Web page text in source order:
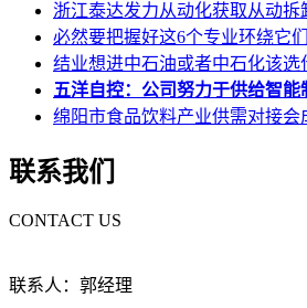
浙江泰达发力从动化获取从动拆
必然要把握好这6个专业环绕它
结业想进中石油或者中石化该选
五洋自控：公司努力于供给智能
绵阳市食品饮料产业供需对接会
联系我们
CONTACT US
联系人：郭经理